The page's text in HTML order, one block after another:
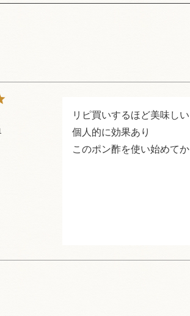
リピ買いするほど美味しい
個人的に効果あり
このポン酢を使い始めて